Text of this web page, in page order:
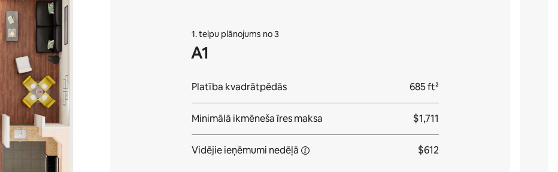
1. telpu plānojums no 3
A1
Platība kvadrātpēdās 685 ft²
Minimālā ikmēneša īres maksa $1,711
Vidējie ieņēmumi nedēļā $612